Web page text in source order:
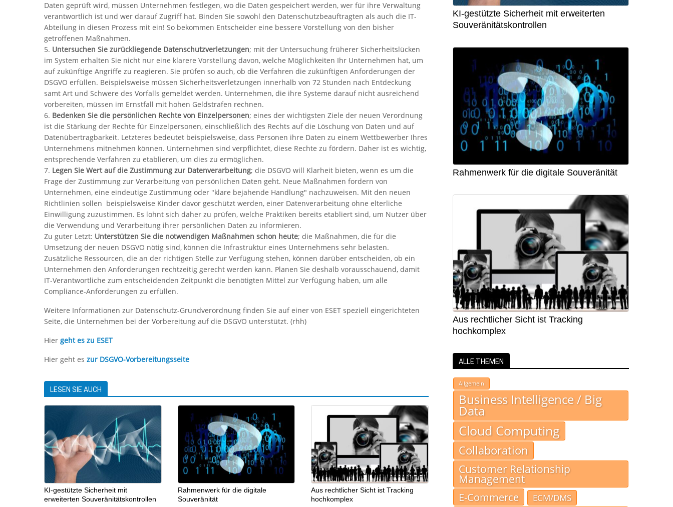
Daten geprüft wird, müssen Unternehmen festlegen, wo die Daten gespeichert werden, wer für ihre Verwaltung
verantwortlich ist und wer darauf Zugriff hat. Binden Sie sowohl den Datenschutzbeauftragten als auch die IT-
Abteilung in diesen Prozess mit ein! So bekommen Entscheider eine bessere Vorstellung von den bisher
getroffenen Maßnahmen.
5. Untersuchen Sie zurückliegende Datenschutzverletzungen; mit der Untersuchung früherer Sicherheitslücken
im System erhalten Sie nicht nur eine klarere Vorstellung davon, welche Möglichkeiten Ihr Unternehmen hat, um
auf zukünftige Angriffe zu reagieren. Sie prüfen so auch, ob die Verfahren die zukünftigen Anforderungen der
DSGVO erfüllen. Beispielsweise müssen Sicherheitsverletzungen innerhalb von 72 Stunden nach Entdeckung
samt Art und Schwere des Vorfalls gemeldet werden. Unternehmen, die ihre Systeme darauf nicht ausreichend
vorbereiten, müssen im Ernstfall mit hohen Geldstrafen rechnen.
6. Bedenken Sie die persönlichen Rechte von Einzelpersonen; eines der wichtigsten Ziele der neuen Verordnung
ist die Stärkung der Rechte für Einzelpersonen, einschließlich des Rechts auf die Löschung von Daten und auf
Datenübertragbarkeit. Letzteres bedeutet beispielsweise, dass Personen ihre Daten zu einem Wettbewerber Ihres
Unternehmens mitnehmen können. Unternehmen sind verpflichtet, diese Rechte zu fördern. Daher ist es wichtig,
entsprechende Verfahren zu etablieren, um dies zu ermöglichen.
7. Legen Sie Wert auf die Zustimmung zur Datenverarbeitung; die DSGVO will Klarheit bieten, wenn es um die
Frage der Zustimmung zur Verarbeitung von persönlichen Daten geht. Neue Maßnahmen fordern von
Unternehmen, eine eindeutige Zustimmung oder "klare bejahende Handlung" nachzuweisen. Mit den neuen
Richtlinien sollen beispielsweise Kinder davor geschützt werden, einer Datenverarbeitung ohne elterliche
Einwilligung zuzustimmen. Es lohnt sich daher zu prüfen, welche Praktiken bereits etabliert sind, um Nutzer über
die Verwendung und Verarbeitung ihrer persönlichen Daten zu informieren.
Zu guter Letzt: Unterstützen Sie die notwendigen Maßnahmen schon heute; die Maßnahmen, die für die
Umsetzung der neuen DSGVO nötig sind, können die Infrastruktur eines Unternehmens sehr belasten.
Zusätzliche Ressourcen, die an der richtigen Stelle zur Verfügung stehen, können darüber entscheiden, ob ein
Unternehmen den Anforderungen rechtzeitig gerecht werden kann. Planen Sie deshalb vorausschauend, damit
IT-Verantwortliche zum entscheidenden Zeitpunkt die benötigten Mittel zur Verfügung haben, um alle
Compliance-Anforderungen zu erfüllen.
Weitere Informationen zur Datenschutz-Grundverordnung finden Sie auf einer von ESET speziell eingerichteten
Seite, die Unternehmen bei der Vorbereitung auf die DSGVO unterstützt. (rhh)
Hier geht es zu ESET
Hier geht es zur DSGVO-Vorbereitungsseite
LESEN SIE AUCH
KI-gestützte Sicherheit mit
erweiterten Souveränitätskontrollen
Rahmenwerk für die digitale
Souveränität
Aus rechtlicher Sicht ist Tracking
hochkomplex
KI-gestützte Sicherheit mit erweiterten
Souveränitätskontrollen
Rahmenwerk für die digitale Souveränität
Aus rechtlicher Sicht ist Tracking
hochkomplex
ALLE THEMEN
Allgemein
Business Intelligence / Big
Data
Cloud Computing
Collaboration
Customer Relationship
Management
E-Commerce
ECM/DMS